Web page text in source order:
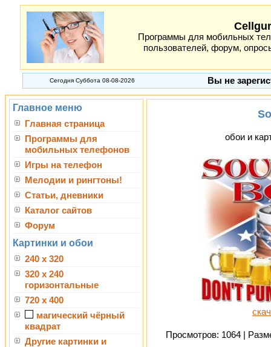
Программы для мобильных
пользователей, форум,
Сегодня Суббота 08-08-2026 Вы не
Главное меню
Главная страница
Программы для
мобильных телефонов
Игры на телефон
Мелодии и рингтоны!
Статьи, дневники
Каталог сайтов
Форум
Картинки и обои
240 x 320
320 x 240
горизонтальные
720 x 400
магический чёрный
квадрат
Другие картинки и
обои и
Просмотров: 1064 |